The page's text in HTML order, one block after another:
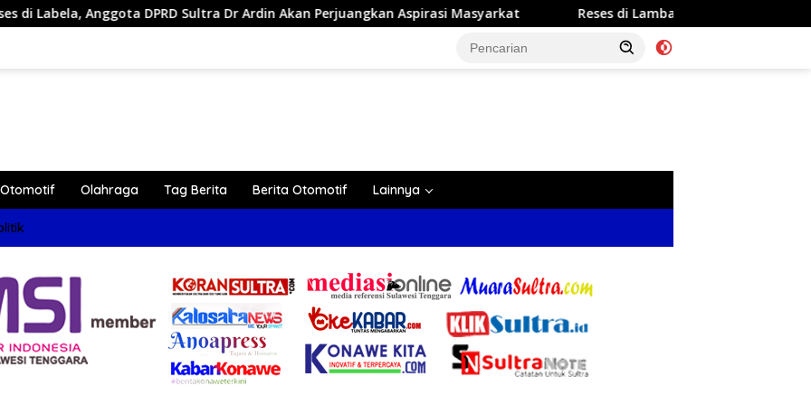
DPRD Sultra Dr Ardin Akan Perjuangkan Aspirasi Masyarkat Reses di Lambangi, Dr. Ardin Ajak Masyarakat Dukung
Otomotif Olahraga Tag Berita Berita Otomotif Lainnya